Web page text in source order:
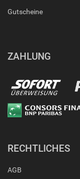
Gutscheine
ZAHLUNG
RECHTLICHES
AGB